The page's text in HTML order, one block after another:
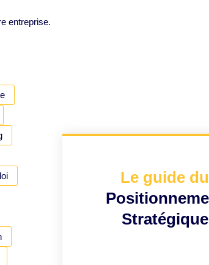
entreprise.
Le guide du
Stratégique